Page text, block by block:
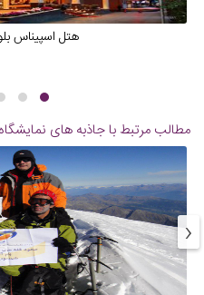
هتل اسپیناس
مطالب مرتبط با جاذبه های
‹